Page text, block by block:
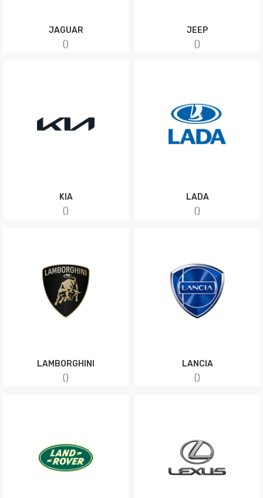
JAGUAR
()
JEEP
()
KIA
()
LADA
()
LAMBORGHINI
()
LANCIA
()